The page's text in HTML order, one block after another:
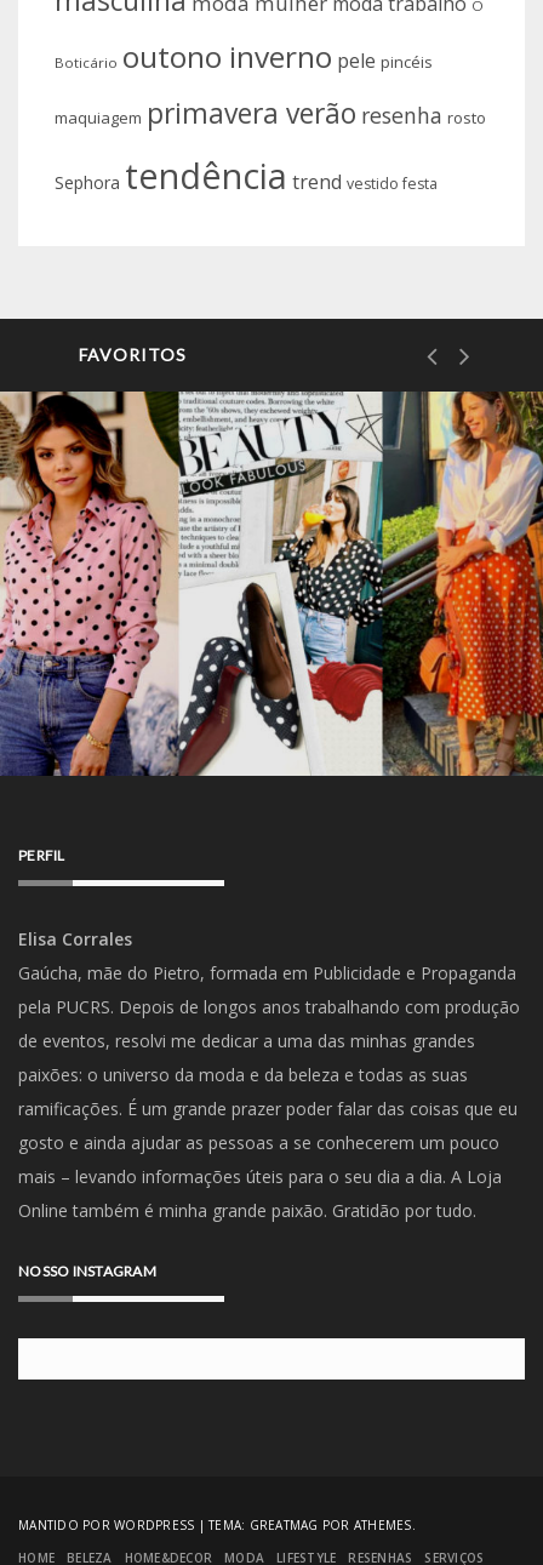
O
Boticário outono inverno pele pincéis
maquiagem primavera verão resenha rosto
Sephora tendência trend vestido festa
FAVORITOS
PERFIL
Elisa Corrales
Gaúcha, mãe do Pietro, formada em Publicidade e Propaganda
pela PUCRS. Depois de longos anos trabalhando com produção
de eventos, resolvi me dedicar a uma das minhas grandes
paixões: o universo da moda e da beleza e todas as suas
ramificações. É um grande prazer poder falar das coisas que eu
gosto e ainda ajudar as pessoas a se conhecerem um pouco
mais – levando informações úteis para o seu dia a dia. A Loja
Online também é minha grande paixão. Gratidão por tudo.
NOSSO INSTAGRAM
MANTIDO POR WORDPRESS |TEMA: GREATMAG POR ATHEMES.
HOME
BELEZA HOME&DECOR MODA LIFESTYLE RESENHAS SERVIÇOS